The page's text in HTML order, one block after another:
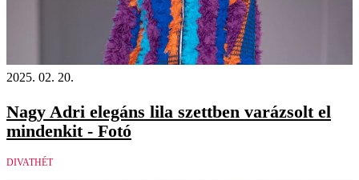
2025. 02. 20.
Nagy Adri elegáns lila szettben varázsolt el
mindenkit - Fotó
DIVATHÉT